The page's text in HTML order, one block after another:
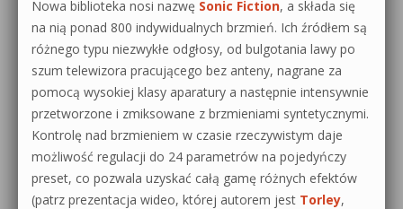
Nowa biblioteka nosi nazwę Sonic Fiction, a składa się
na nią ponad 800 indywidualnych brzmień. Ich źródłem są
różnego typu niezwykłe odgłosy, od bulgotania lawy po
szum telewizora pracującego bez anteny, nagrane za
pomocą wysokiej klasy aparatury a następnie intensywnie
przetworzone i zmiksowane z brzmieniami syntetycznymi.
Kontrolę nad brzmieniem w czasie rzeczywistym daje
możliwość regulacji do 24 parametrów na pojedyńczy
preset, co pozwala uzyskać całą gamę różnych efektów
(patrz prezentacja wideo, której autorem jest Torley,